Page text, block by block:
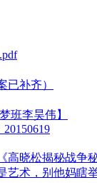
已补齐）
班李昊伟】
高晓松揭秘战争
艺术，别他妈瞎